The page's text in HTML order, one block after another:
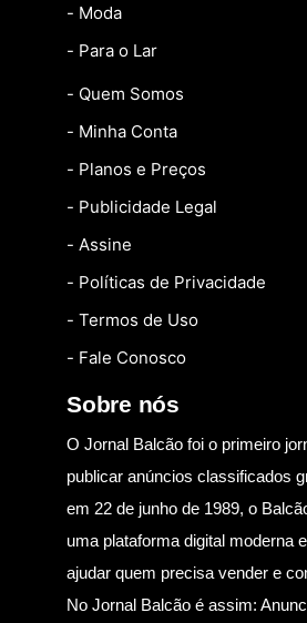
- Moda
- Para o Lar
- Quem Somos
- Minha Conta
- Planos e Preços
- Publicidade Legal
- Assine
- Políticas de Privacidade
- Termos de Uso
- Fale Conosco
Sobre nós
O Jornal Balcão foi o primeiro
publicar anúncios classificados
em 22 de junho de 1989, o
uma plataforma digital moderna
ajudar quem precisa vender e
No Jornal Balcão é assim: